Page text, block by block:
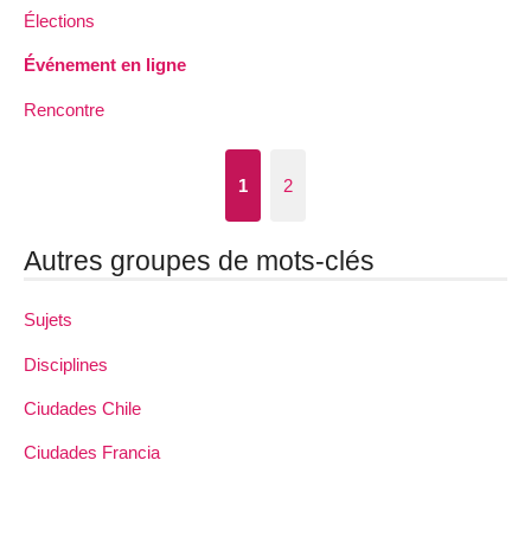
Élections
Événement en ligne
Rencontre
1 2
Autres groupes de mots-clés
Sujets
Disciplines
Ciudades Chile
Ciudades Francia